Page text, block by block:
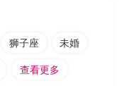
狮子座
未婚
查看更多